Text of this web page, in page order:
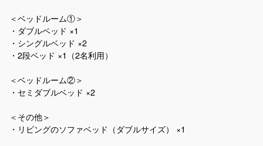
＜ベッドルーム①＞
・ダブルベッド ×1
・シングルベッド ×2
・2段ベッド ×1（2名利用）
＜ベッドルーム②＞
・セミダブルベッド ×2
＜その他＞
・リビングのソファベッド（ダブルサイズ） ×1